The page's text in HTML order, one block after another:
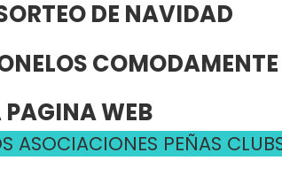
DE NAVIDAD
COMODAMENTE
PAGINA WEB
ASOCIACIONES PEÑAS